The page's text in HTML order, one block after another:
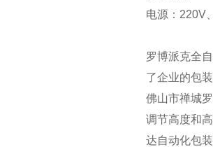
电源：220V
罗博派克全
了企业的包
佛山市禅城
调节高度和
达自动化包